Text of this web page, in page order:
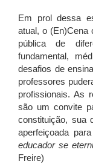
Em prol dessa
atual, o (En)Cena
pública de
fundamental,
desafios de
professores
profissionais. As
são um convite
constituição, sua
aperfeiçoada
educador se
Freire)